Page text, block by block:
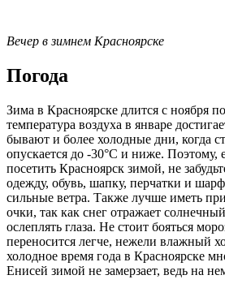
Вечер в зимнем Красноярске
Погода
Зима в Красноярске длится с ноября
температура воздуха в январе
бывают и более холодные дни, когда
опускается до -30°C и ниже. Поэтому,
посетить Красноярск зимой, не
одежду, обувь, шапку, перчатки и
сильные ветра. Также лучше иметь
очки, так как снег отражает
ослеплять глаза. Не стоит бояться
переносится легче, нежели влажный
холодное время года в Красноярске
Енисей зимой не замерзает, ведь на